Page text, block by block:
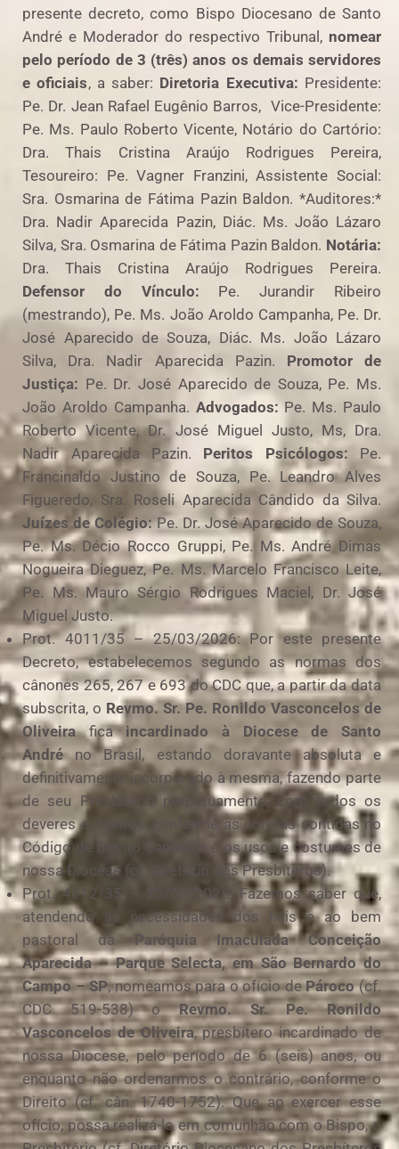
presente decreto, como Bispo Diocesano de Santo
André e Moderador do respectivo Tribunal, nomear
pelo período de 3 (três) anos os demais servidores
e oficiais, a saber: Diretoria Executiva: Presidente:
Pe. Dr. Jean Rafael Eugênio Barros, Vice-Presidente:
Pe. Ms. Paulo Roberto Vicente, Notário do Cartório:
Dra. Thais Cristina Araújo Rodrigues Pereira,
Tesoureiro: Pe. Vagner Franzini, Assistente Social:
Sra. Osmarina de Fátima Pazin Baldon. *Auditores:*
Dra. Nadir Aparecida Pazin, Diác. Ms. João Lázaro
Silva, Sra. Osmarina de Fátima Pazin Baldon. Notária:
Dra. Thais Cristina Araújo Rodrigues Pereira.
Defensor do Vínculo: Pe. Jurandir Ribeiro
(mestrando), Pe. Ms. João Aroldo Campanha, Pe. Dr.
José Aparecido de Souza, Diác. Ms. João Lázaro
Silva, Dra. Nadir Aparecida Pazin. Promotor de
Justiça: Pe. Dr. José Aparecido de Souza, Pe. Ms.
João Aroldo Campanha. Advogados: Pe. Ms. Paulo
Roberto Vicente, Dr. José Miguel Justo, Ms, Dra.
Nadir Aparecida Pazin. Peritos Psicólogos: Pe.
Francinaldo Justino de Souza, Pe. Leandro Alves
Figueredo, Sra. Roseli Aparecida Cândido da Silva.
Juízes de Colégio:Pe. Dr. José Aparecido de Souza,
Pe. Ms. Décio Rocco Gruppi, Pe. Ms. André Dimas
Nogueira Dieguez, Pe. Ms. Marcelo Francisco Leite,
Pe. Ms. Mauro Sérgio Rodrigues Maciel, Dr. José
Miguel Justo.
Prot. 4011/35 – 25/03/2026: Por este presente
Decreto, estabelecemos segundo as normas dos
cânones 265, 267 e 693 do CDC que, a partir da data
subscrita, o Revmo. Sr. Pe. Ronildo Vasconcelos de
Oliveirafica incardinado à Diocese de Santo
Andréno Brasil, estando doravante absoluta e
definitivamente incorporado à mesma, fazendo parte
de seu Presbitério perpetuamente, com todos os
deveres e direitos, conforme as normas contidas no
Código de Direito Canônico e os usos e costumes de
nossa Diocese (cf. Diretório dos Presbíteros).
Prot. 4012/35 – 25/03/2026: Fazemos saber que,
atendendo as necessidades dos fiéis e ao bem
pastoral daParóquia Imaculada Conceição
Aparecida – Parque Selecta, em São Bernardo do
Campo – SP, nomeamos para o ofício dePároco(cf.
CDC 519-538) oRevmo. Sr. Pe. Ronildo
Vasconcelos de Oliveira, presbítero incardinado de
nossa Diocese, pelo período de 6 (seis) anos, ou
enquanto não ordenarmos o contrário, conforme o
Direito (cf. cân. 1740-1752). Que ao exercer esse
ofício, possa realizá-lo em comunhão com o Bispo, o